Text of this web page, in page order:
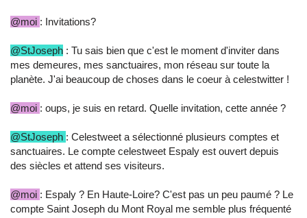
@moi : Invitations?
@StJoseph : Tu sais bien que c'est le moment d'inviter dans
mes demeures, mes sanctuaires, mon réseau sur toute la
planète. J'ai beaucoup de choses dans le coeur à celestwitter !
@moi : oups, je suis en retard. Quelle invitation, cette année ?
@StJoseph : Celestweet a sélectionné plusieurs comptes et
sanctuaires. Le compte celestweet Espaly est ouvert depuis
des siècles et attend ses visiteurs.
@moi : Espaly ? En Haute-Loire? C'est pas un peu paumé ? Le
compte Saint Joseph du Mont Royal me semble plus fréquenté